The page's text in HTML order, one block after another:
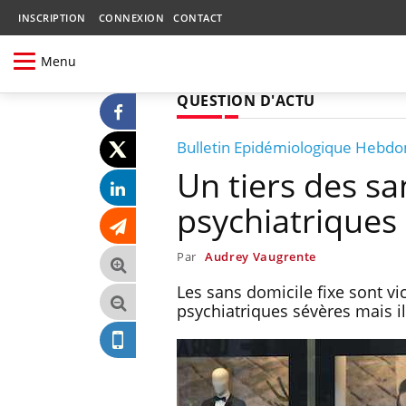
INSCRIPTION CONNEXION CONTACT
Menu
QUESTION D'ACTU
Bulletin Epidémiologique
Un tiers des
psychiatriques
Par Audrey Vaugrente
Les sans domicile fixe sont
psychiatriques sévères mais